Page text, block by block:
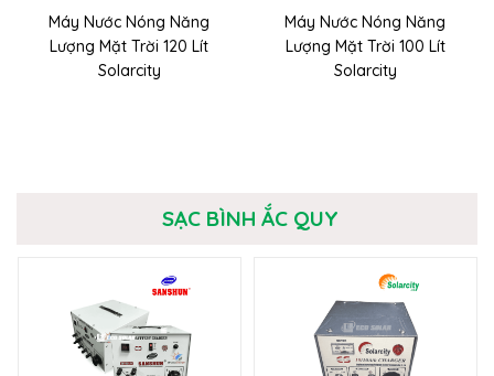
Máy Nước Nóng Năng
Lượng Mặt Trời 120 Lít
Solarcity
Máy Nước Nóng Năng
Lượng Mặt Trời 100 Lít
Solarcity
SẠC BÌNH ẮC QUY